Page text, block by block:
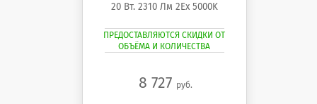
20 Вт. 2310 Лм 2Ех 5000K
ПРЕДОСТАВЛЯЮТСЯ СКИДКИ ОТ
ОБЪЁМА И КОЛИЧЕСТВА
8 727 руб.